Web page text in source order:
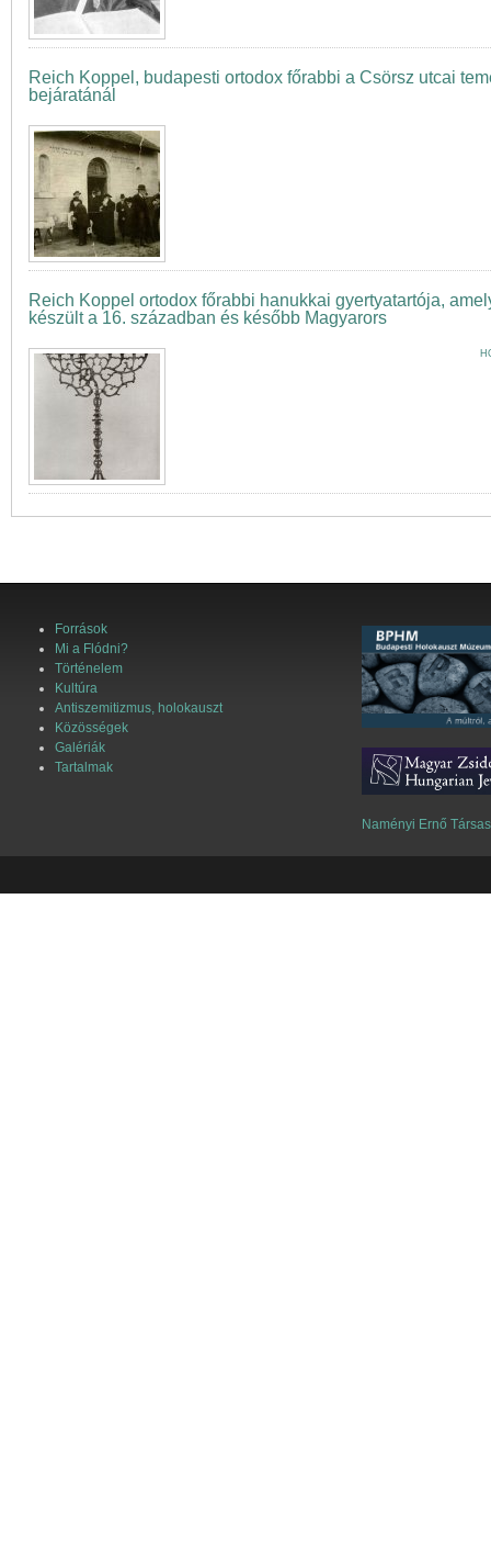
Reich Koppel, budapesti ortodox főrabbi a Csörsz utcai
bejáratánál
Reich Koppel ortodox főrabbi hanukkai gyertyatartója,
készült a 16. században és később Magyarors
Források
Mi a Flódni?
Történelem
Kultúra
Antiszemitizmus, holokauszt
Közösségek
Galériák
Tartalmak
Naményi Ernő